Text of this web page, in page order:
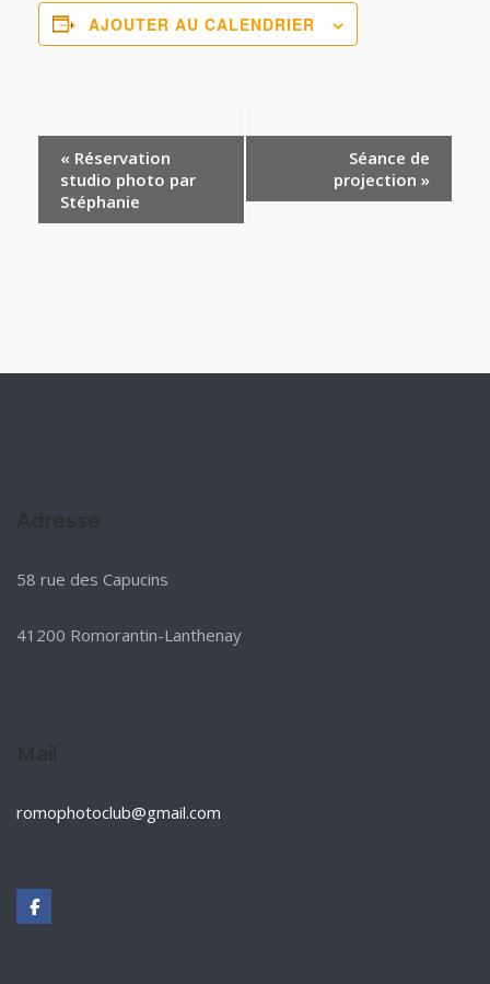
AJOUTER AU CALENDRIER
Navigation
Évènement
« Réservation
studio photo par
Stéphanie
Séance de
projection »
58 rue des Capucins
41200 Romorantin-Lanthenay
romophotoclub@gmail.com